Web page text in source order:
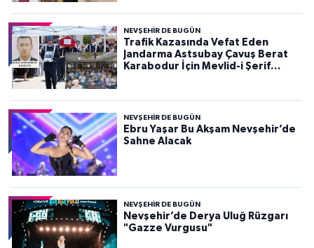
NEVŞEHIR DE BUGÜN
Trafik Kazasında Vefat Eden
Jandarma Astsubay Çavuş Berat
Karabodur İçin Mevlid-i Şerif
NEVŞEHIR DE BUGÜN
Ebru Yaşar Bu Akşam Nevşehir’de
Sahne Alacak
NEVŞEHIR DE BUGÜN
Nevşehir’de Derya Uluğ Rüzgarı
"Gazze Vurgusu"